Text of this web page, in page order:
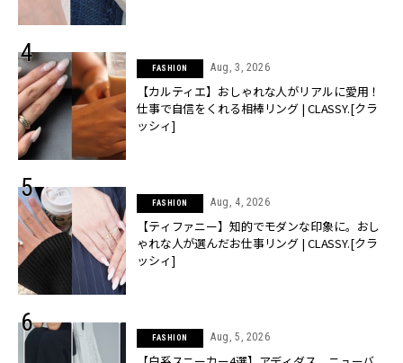
FASHION Aug, 3, 2026
【カルティエ】おしゃれな人がリアルに愛用！
仕事で自信をくれる相棒リング | CLASSY.[クラ
ッシィ]
FASHION Aug, 4, 2026
【ティファニー】知的でモダンな印象に。おし
ゃれな人が選んだお仕事リング | CLASSY.[クラ
ッシィ]
FASHION Aug, 5, 2026